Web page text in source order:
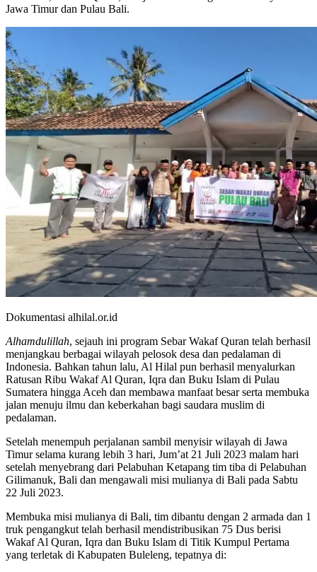
Jawa Timur dan Pulau Bali.
Dokumentasi alhilal.or.id
Alhamdulillah, sejauh ini program Sebar Wakaf Quran telah berhasil
menjangkau berbagai wilayah pelosok desa dan pedalaman di
Indonesia. Bahkan tahun lalu, Al Hilal pun berhasil menyalurkan
Ratusan Ribu Wakaf Al Quran, Iqra dan Buku Islam di Pulau
Sumatera hingga Aceh dan membawa manfaat besar serta membuka
jalan menuju ilmu dan keberkahan bagi saudara muslim di
pedalaman.
Setelah menempuh perjalanan sambil menyisir wilayah di Jawa
Timur selama kurang lebih 3 hari, Jum’at 21 Juli 2023 malam hari
setelah menyebrang dari Pelabuhan Ketapang tim tiba di Pelabuhan
Gilimanuk, Bali dan mengawali misi mulianya di Bali pada Sabtu
22 Juli 2023.
Membuka misi mulianya di Bali, tim dibantu dengan 2 armada dan 1
truk pengangkut telah berhasil mendistribusikan 75 Dus berisi
Wakaf Al Quran, Iqra dan Buku Islam di Titik Kumpul Pertama
yang terletak di Kabupaten Buleleng, tepatnya di: